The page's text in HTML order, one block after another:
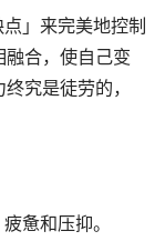
」来完美地控制
合，使自己变
究是徒劳的，
惫和压抑。